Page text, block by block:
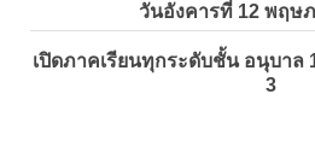
วันอังคารที่ 12 พฤษ
เปิดภาคเรียนทุกระดับชั้น อนุบาล
3